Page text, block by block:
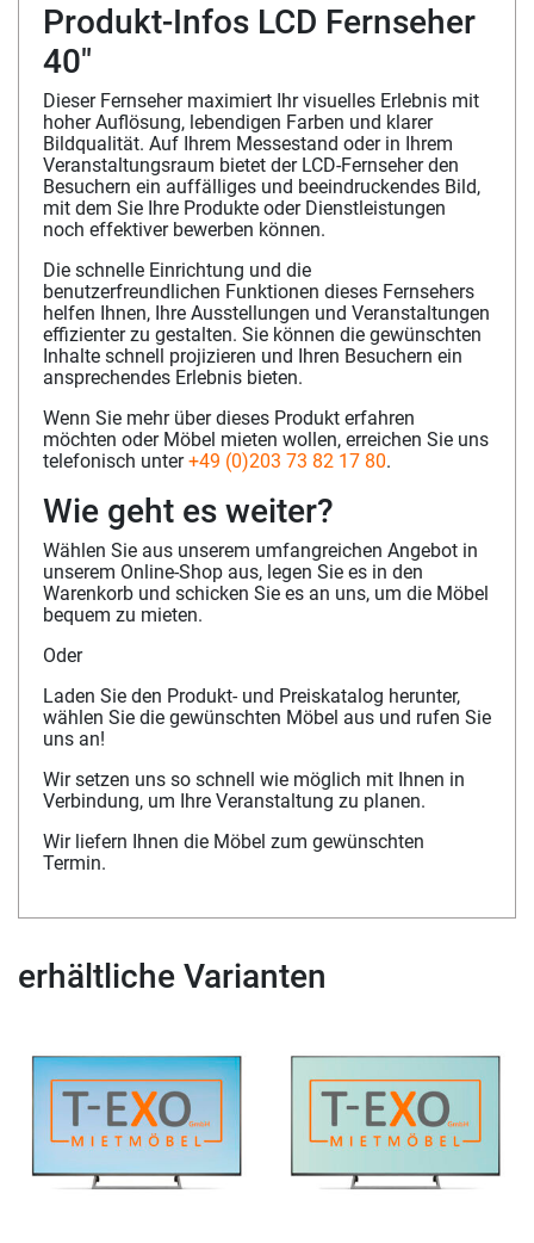
Produkt-Infos LCD Fernseher
40″
Dieser Fernseher maximiert Ihr visuelles Erlebnis mit
hoher Auflösung, lebendigen Farben und klarer
Bildqualität. Auf Ihrem Messestand oder in Ihrem
Veranstaltungsraum bietet der LCD-Fernseher den
Besuchern ein auffälliges und beeindruckendes Bild,
mit dem Sie Ihre Produkte oder Dienstleistungen
noch effektiver bewerben können.
Die schnelle Einrichtung und die
benutzerfreundlichen Funktionen dieses Fernsehers
helfen Ihnen, Ihre Ausstellungen und Veranstaltungen
effizienter zu gestalten. Sie können die gewünschten
Inhalte schnell projizieren und Ihren Besuchern ein
ansprechendes Erlebnis bieten.
Wenn Sie mehr über dieses Produkt erfahren
möchten oder Möbel mieten wollen, erreichen Sie uns
telefonisch unter+49 (0)203 73 82 17 80.
Wie geht es weiter?
Wählen Sie aus unserem umfangreichen Angebot in
unserem Online-Shop aus, legen Sie es in den
Warenkorb und schicken Sie es an uns, um die Möbel
bequem zu mieten.
Oder
Laden Sie den Produkt- und Preiskatalog herunter,
wählen Sie die gewünschten Möbel aus und rufen Sie
uns an!
Wir setzen uns so schnell wie möglich mit Ihnen in
Verbindung, um Ihre Veranstaltung zu planen.
Wir liefern Ihnen die Möbel zum gewünschten
Termin.
erhältliche Varianten